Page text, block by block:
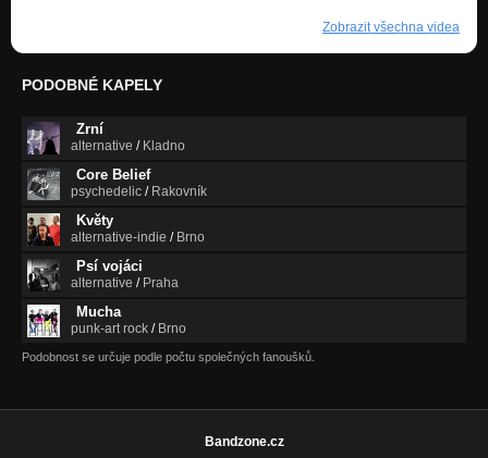
Zobrazit všechna videa
PODOBNÉ KAPELY
Zrní
alternative / Kladno
Core Belief
psychedelic / Rakovník
Květy
alternative-indie / Brno
Psí vojáci
alternative / Praha
Mucha
punk-art rock / Brno
Podobnost se určuje podle počtu společných fanoušků.
Bandzone.cz